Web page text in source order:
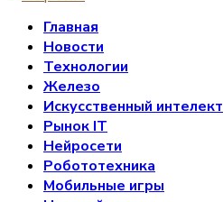
Главная
Новости
Технологии
Железо
Искусственный интелект
Рынок IT
Нейросети
Робототехника
Мобильные игры